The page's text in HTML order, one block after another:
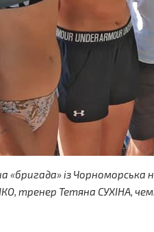
«бригада» із Чорноморська
тренер Тетяна СУХІНА,